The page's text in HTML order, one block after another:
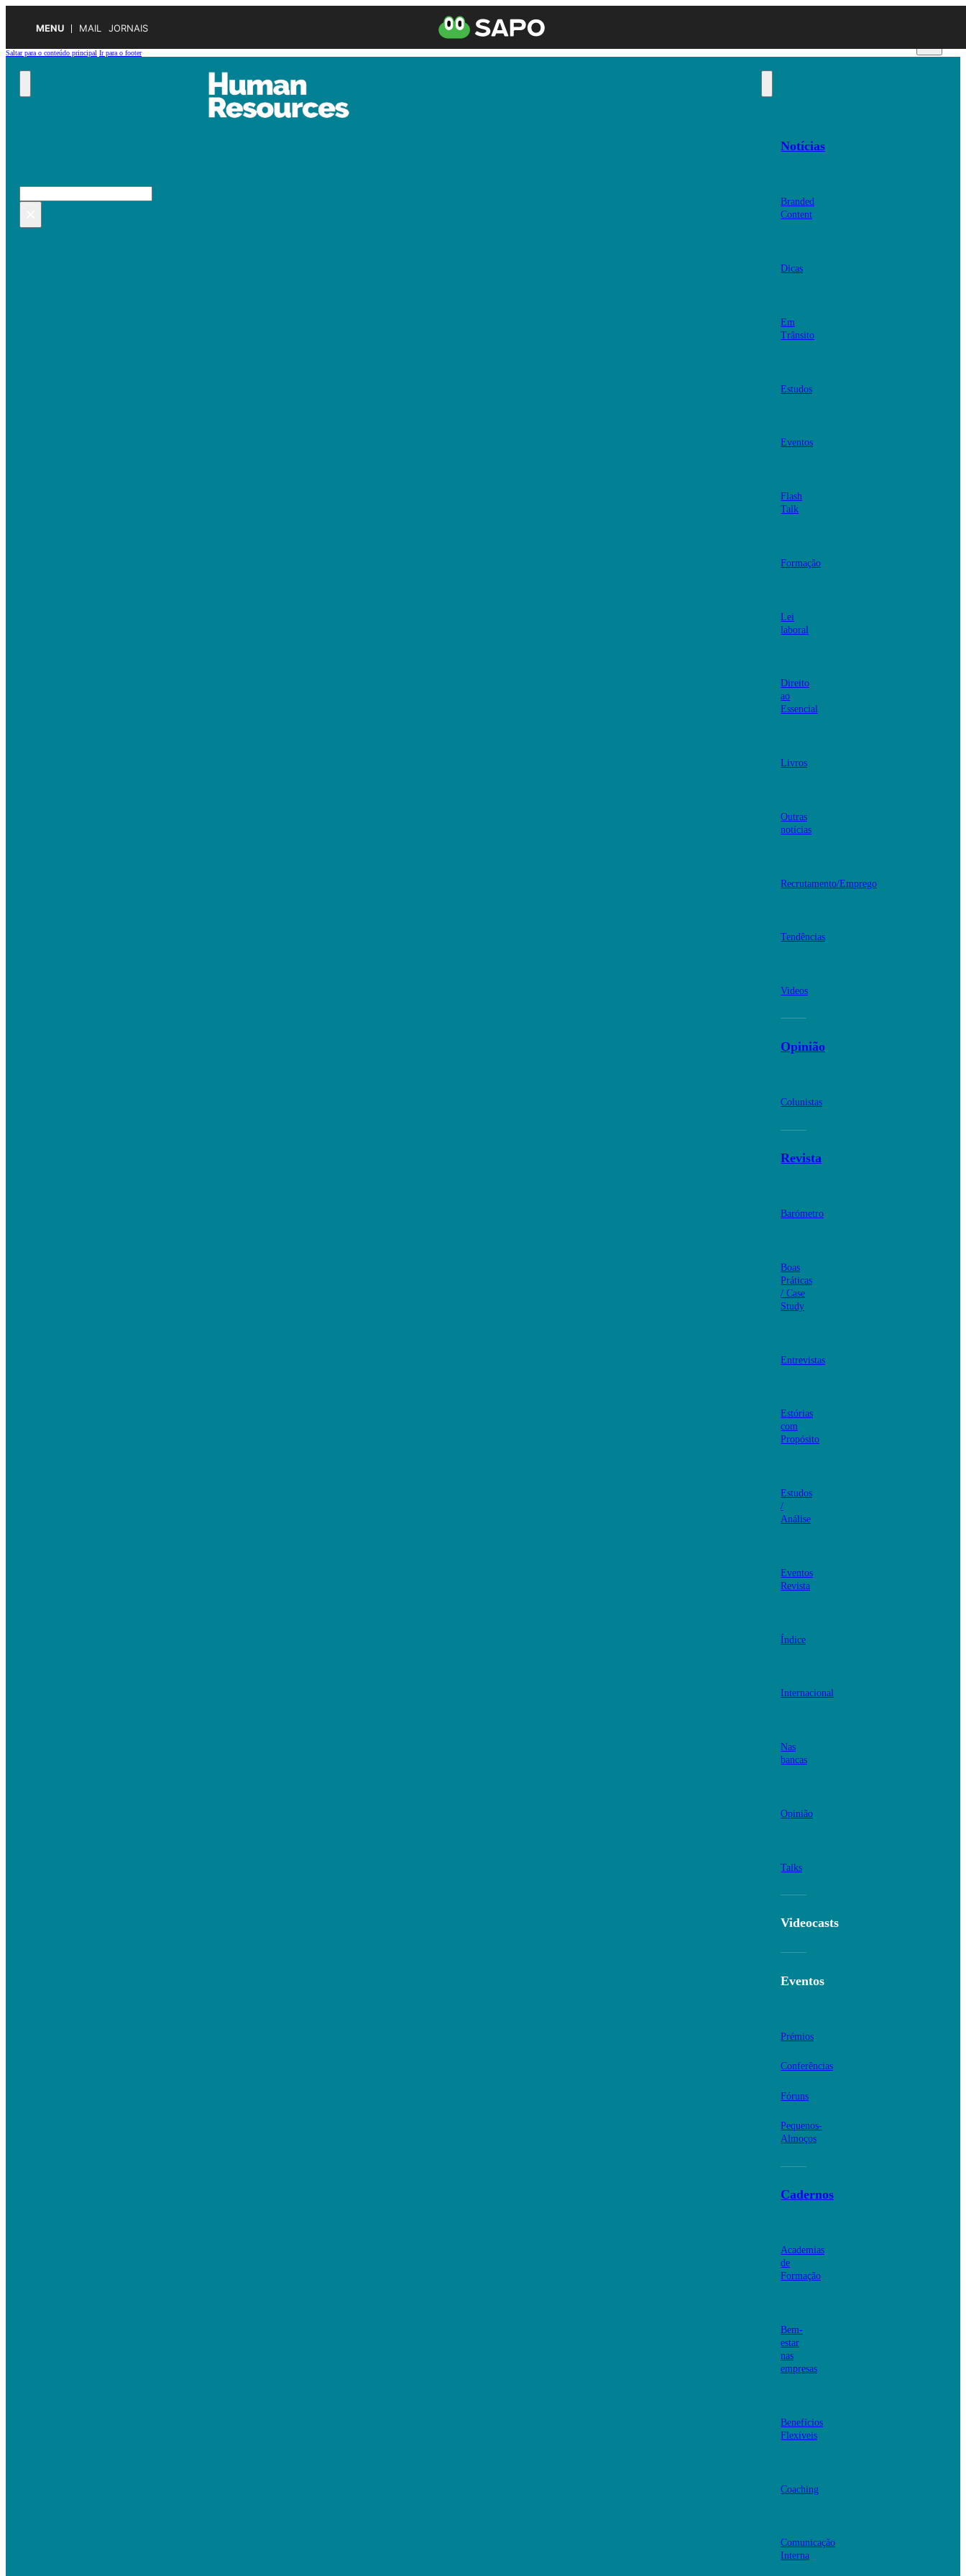
MENU MAIL JORNAIS
Saltar para o conteúdo principal Ir para o footer
Pesquisar
Notícias
Branded
Content
Dicas
Em
Trânsito
Estudos
Eventos
Flash
Talk
Formação
Lei
laboral
Direito
ao
Essencial
Livros
Outras
notícias
Recrutamento/Emprego
Tendências
Videos
Opinião
Colunistas
Revista
Barómetro
Boas
Práticas
/ Case
Study
Entrevistas
Estórias
com
Propósito
Estudos
/
Análise
Eventos
Revista
Índice
Internacional
Nas
bancas
Opinião
Talks
Videocasts
Eventos
Prémios
Conferências
Fóruns
Pequenos-
Almoços
Cadernos
Academias
de
Formação
Bem-
estar
nas
empresas
Benefícios
Flexíveis
Coaching
Comunicação
Interna